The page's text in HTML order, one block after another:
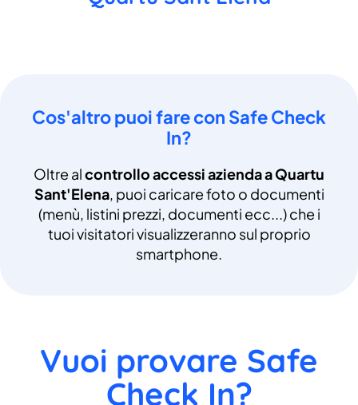
Cos'altro puoi fare con Safe Check
In?
Oltre alcontrollo accessi azienda a Quartu
Sant'Elena, puoi caricare foto o documenti
(menù, listini prezzi, documenti ecc...) che i
tuoi visitatori visualizzeranno sul proprio
smartphone.
Vuoi provare Safe
Check In?